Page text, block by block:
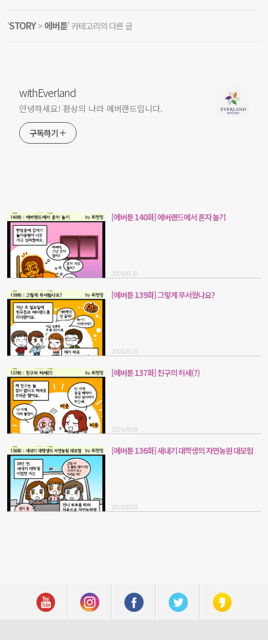
'STORY> 에버툰' 카테고리의 다른 글
withEverland
안녕하세요! 환상의 나라 에버랜드입니다.
구독하기
[에버툰 140화] 에버랜드에서 혼자 놀기
2016.09.30
[에버툰 139화] 그렇게 무서웠나요?
2016.09.23
[에버툰 137화] 친구의 허세(?)
2016.09.09
[에버툰 136화] 새내기 대학생의 자연농원 대모험
2016.09.02